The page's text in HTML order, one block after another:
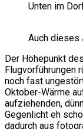
Unten im
Auch dieses
Der Höhepunkt
Flugvorführungen
noch fast
Oktober-Wärme
aufziehenden,
Gegenlicht eh
dadurch aus